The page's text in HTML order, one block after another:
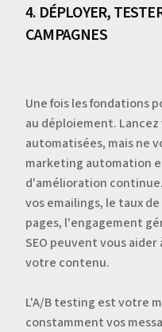
4. DÉPLOYER,
CAMPAGNES
Une fois les fondations
au déploiement.
automatisées, mais ne
marketing automation
d'amélioration
vos emailings, le taux
pages, l'engagement
SEO peuvent vous
votre contenu.
L'A/B testing est votre
constamment vos